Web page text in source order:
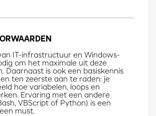
IT-infrastructuur en Windows-
om het maximale uit deze
Daarnaast is ook een basiskennis
ten zeerste aan te raden: je
hoe variabelen, loops en
Ervaring met een andere
VBScript of Python) is een
must.